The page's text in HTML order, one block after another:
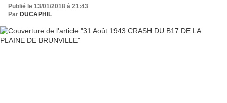
Publié le 13/01/2018 à 21:43
Par DUCAPHIL